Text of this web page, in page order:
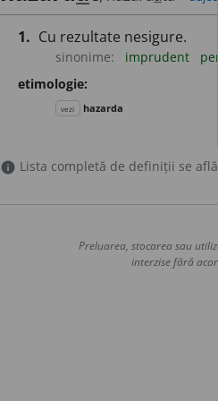
1. Cu rezultate nesigure.
sinonime: imprudent
etimologie:
vezi hazarda
info Lista completă de definiții se
Preluarea, stocarea sau
interzise fără